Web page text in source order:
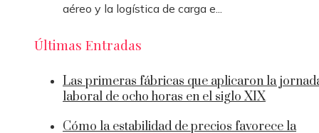
aéreo y la logística de carga e...
Últimas Entradas
Las primeras fábricas que aplicaron la
laboral de ocho horas en el siglo XIX
Cómo la estabilidad de precios favorece la